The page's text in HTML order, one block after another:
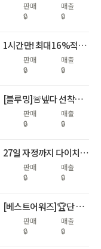
판매
🔒
매출
🔒
1시간만! 최대16%적립🌊휴가지원 왔썸머🌊
판매
🔒
매출
🔒
[블루밍]🚨넾다 선착순 추가할인+최대17%적립! 하기스 멤버십데이🌟
판매
🔒
매출
🔒
27일 자정까지 다이치 카시트&통풍시트&침대 베스트셀러 최대 58% 혜택
판매
🔒
매출
🔒
[베스트어워즈]🏆단 하루! N+멤버십 최대 21%적립🏅베스트 기저귀
판매
🔒
매출
🔒